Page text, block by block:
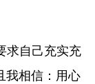
求自己充实充
我相信：用心